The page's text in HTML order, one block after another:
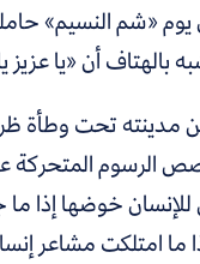
يوم «شم النسيم»
بالهتاف أن «يا عزيز
ألف مواطن هُجِّر قسريًّا عن
الرسوم المتحركة
للإنسان خوضها إذا
ما امتلكت مشاعر